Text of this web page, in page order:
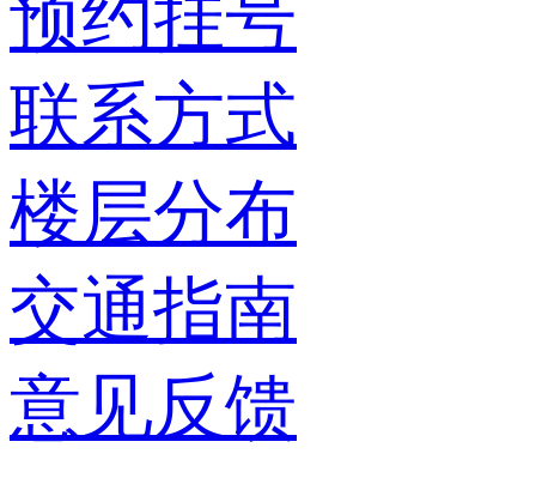
预约挂号
联系方式
楼层分布
交通指南
意见反馈